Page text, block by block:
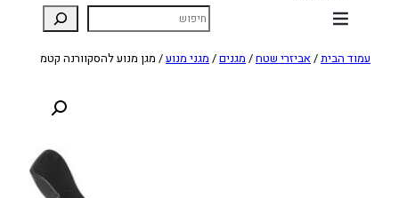
עמוד הבית/אביזרי שטח/ מגנים/ מגני מנוע/ מגן מנוע להסקוורנה קטמ